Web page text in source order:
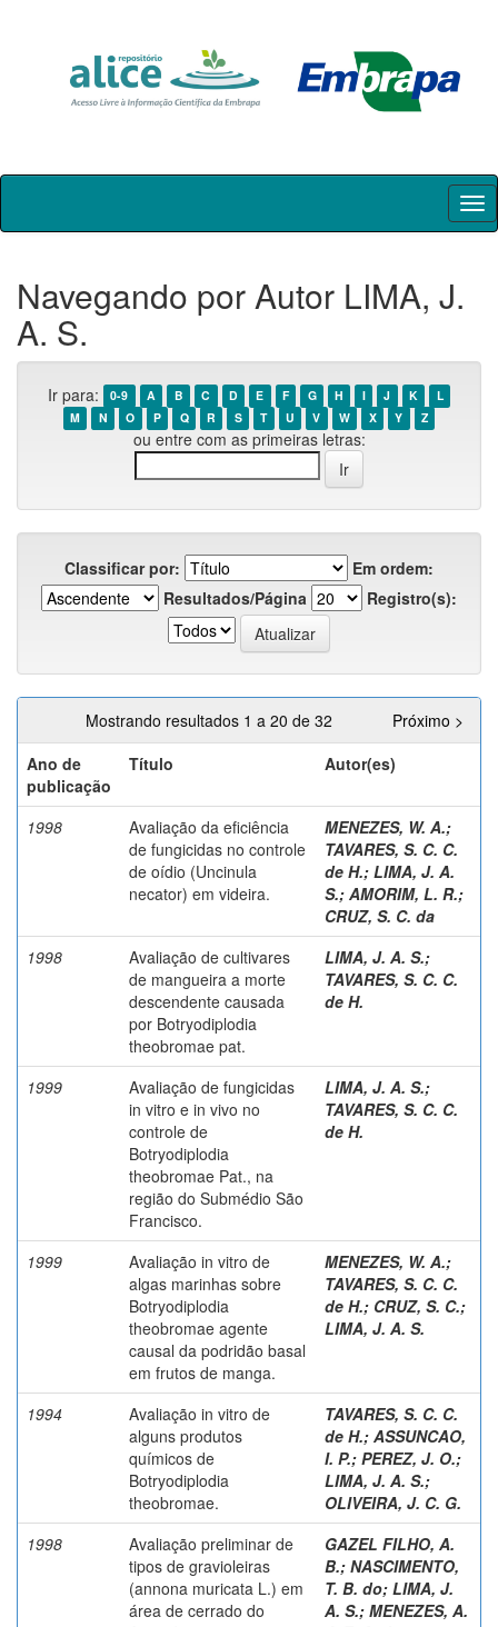
Skip
Navegando por Autor LIMA, J.
A. S.
Ir para: 0-9 A B C D E F G H I J K
L
M
N O P Q R S T U V W X Y Z
ou entre com as primeiras letras:
Classificar por:
Em ordem:
Resultados/Página
Registro(s):
Mostrando resultados 1 a 20 de 32
Próximo >
Ano de
publicação
Título Autor(es)
1998
Avaliação da eficiência
de fungicidas no controle
de oídio (Uncinula
necator) em videira.
MENEZES, W. A.;
TAVARES, S. C. C.
de H.; LIMA, J. A.
S.; AMORIM, L. R.;
CRUZ, S. C. da
1998
Avaliação de cultivares
de mangueira a morte
descendente causada
por Botryodiplodia
theobromae pat.
LIMA, J. A. S.;
TAVARES, S. C. C.
de H.
1999
Avaliação de fungicidas
in vitro e in vivo no
controle de
Botryodiplodia
theobromae Pat., na
região do Submédio São
Francisco.
LIMA, J. A. S.;
TAVARES, S. C. C.
de H.
1999
Avaliação in vitro de
algas marinhas sobre
Botryodiplodia
theobromae agente
causal da podridão basal
em frutos de manga.
MENEZES, W. A.;
TAVARES, S. C. C.
de H.; CRUZ, S. C.;
LIMA, J. A. S.
1994
Avaliação in vitro de
alguns produtos
químicos de
Botryodiplodia
theobromae.
TAVARES, S. C. C.
de H.; ASSUNCAO,
I. P.; PEREZ, J. O.;
LIMA, J. A. S.;
OLIVEIRA, J. C. G.
1998
Avaliação preliminar de
tipos de gravioleiras
(annona muricata L.) em
área de cerrado do
GAZEL FILHO, A.
B.; NASCIMENTO,
T. B. do; LIMA, J.
A. S.; MENEZES, A.